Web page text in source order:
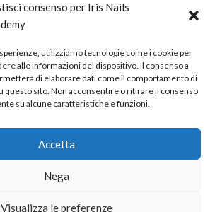
consenso per Iris Nails
utilizziamo tecnologie come i cookie per
alle informazioni del dispositivo. Il consenso a
di elaborare dati come il comportamento di
questo sito. Non acconsentire o ritirare il consenso
su alcune caratteristiche e funzioni.
Accetta
Nega
Visualizza le preferenze
copyright© 2026 in collaborazione con
Mac Sistemi